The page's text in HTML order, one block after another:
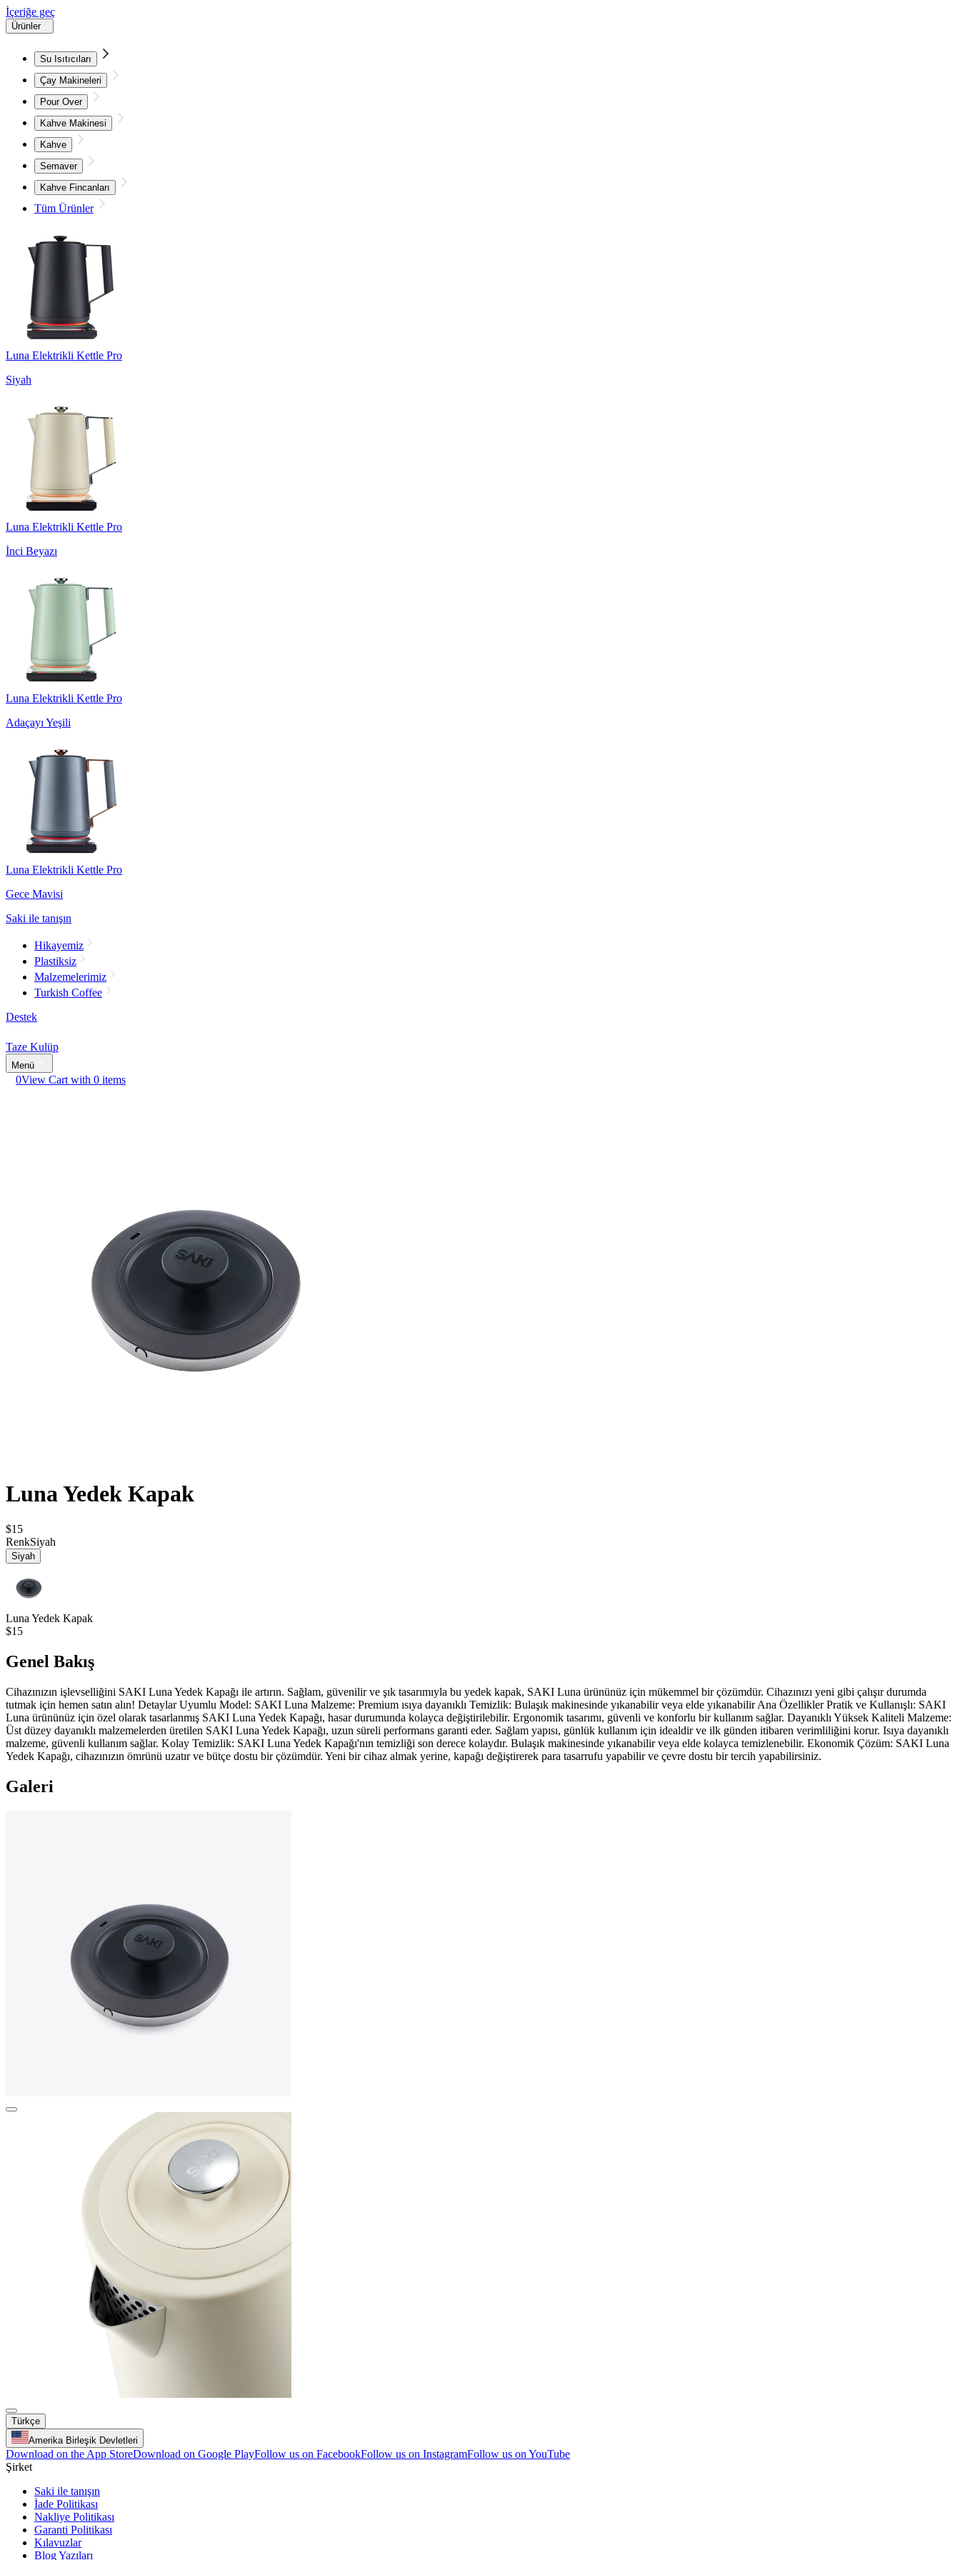
İçeriğe geç
Ürünler
Su Isıtıcıları
Çay Makineleri
Pour Over
Kahve Makinesi
Kahve
Semaver
Kahve Fincanları
Tüm Ürünler
Luna Elektrikli Kettle Pro
Siyah
Luna Elektrikli Kettle Pro
İnci Beyazı
Luna Elektrikli Kettle Pro
Adaçayı Yeşili
Luna Elektrikli Kettle Pro
Gece Mavisi
Saki ile tanışın
Hikayemiz
Plastiksiz
Malzemelerimiz
Turkish Coffee
Destek
Taze Kulüp
Menü
0View Cart with 0 items
Luna Yedek Kapak
$15
RenkSiyah
Siyah
Luna Yedek Kapak
$15
Genel Bakış
Cihazınızın işlevselliğini SAKI Luna Yedek Kapağı ile artırın. Sağlam, güvenilir ve şık tasarımıyla bu yedek kapak, SAKI Luna ürününüz için mükemmel bir çözümdür. Cihazınızı yeni gibi çalışır durumda
tutmak için hemen satın alın! Detaylar Uyumlu Model: SAKI Luna Malzeme: Premium ısıya dayanıklı Temizlik: Bulaşık makinesinde yıkanabilir veya elde yıkanabilir Ana Özellikler Pratik ve Kullanışlı: SAKI
Luna ürününüz için özel olarak tasarlanmış SAKI Luna Yedek Kapağı, hasar durumunda kolayca değiştirilebilir. Ergonomik tasarımı, güvenli ve konforlu bir kullanım sağlar. Dayanıklı Yüksek Kaliteli Malzeme:
Üst düzey dayanıklı malzemelerden üretilen SAKI Luna Yedek Kapağı, uzun süreli performans garanti eder. Sağlam yapısı, günlük kullanım için idealdir ve ilk günden itibaren verimliliğini korur. Isıya dayanıklı
malzeme, güvenli kullanım sağlar. Kolay Temizlik: SAKI Luna Yedek Kapağı'nın temizliği son derece kolaydır. Bulaşık makinesinde yıkanabilir veya elde kolayca temizlenebilir. Ekonomik Çözüm: SAKI Luna
Yedek Kapağı, cihazınızın ömrünü uzatır ve bütçe dostu bir çözümdür. Yeni bir cihaz almak yerine, kapağı değiştirerek para tasarrufu yapabilir ve çevre dostu bir tercih yapabilirsiniz.
Galeri
Türkçe
Amerika Birleşik Devletleri
Download on the App StoreDownload on Google PlayFollow us on FacebookFollow us on InstagramFollow us on YouTube
Şirket
Saki ile tanışın
İade Politikası
Nakliye Politikası
Garanti Politikası
Kılavuzlar
Blog Yazıları